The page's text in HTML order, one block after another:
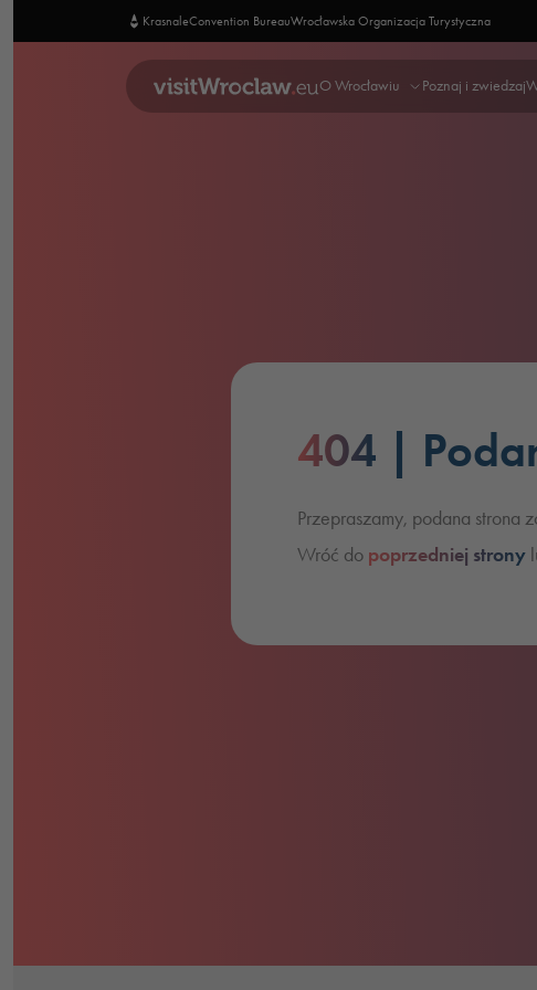
KrasnaleConvention BureauWrocławska Organizacja Turystyczna
O Wrocławiu Poznaj i zwiedzaj
404 |
Przepraszamy, podana strona
Wróć do poprzedniej strony